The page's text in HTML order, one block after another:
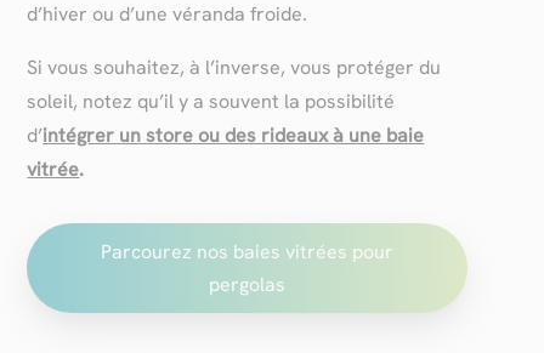
d’hiver ou d’une véranda froide.
Si vous souhaitez, à l’inverse, vous protéger du
soleil, notez qu’il y a souvent la possibilité
d’intégrer un store ou des rideaux à une baie
vitrée.
Parcourez nos baies vitrées pour
pergolas